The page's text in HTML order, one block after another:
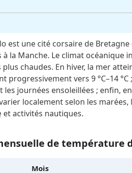
est une cité corsaire de
à la Manche. Le climat
plus chaudes. En hiver, la mer
progressivement vers 9 °C–14
les journées ensoleillées ; enfin,
localement selon les
et activités nautiques.
de température
Mois